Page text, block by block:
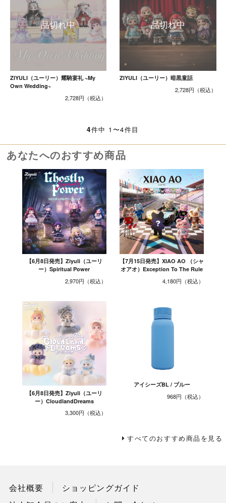
ZIYULI（ユーリー）耀騎宴礼 ~My
Own Wedding~
2,728円
ZIYULI（ユーリー）暗黒童話
2,728円
4件中 1〜4件目
あなたへのおすすめ商品
【6月8日発売】Ziyuli（ユーリ
ー）Spiritual Power
2,970円
【7月15日発売】XIAO AO （シャ
オアオ）Exception To The Rule
4,180円
【6月8日発売】Ziyuli（ユーリ
ー）CloudlandDreams
3,300円
アイシーズBL / ブルー
968円
すべてのおすすめ商品を見る
会社概要
ショッピングガイド